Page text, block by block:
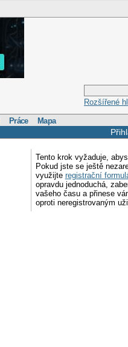
Rozšířené
Práce Mapa
Tento krok vyžaduje,
Pokud jste se ještě
využijte registrační
opravdu jednoduchá,
vašeho času a přinese
oproti neregistrovaným